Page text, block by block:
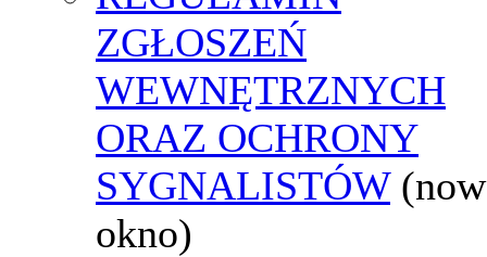
ZGŁOSZEŃ
WEWNĘTRZNYCH
ORAZ OCHRONY
SYGNALISTÓW
okno)